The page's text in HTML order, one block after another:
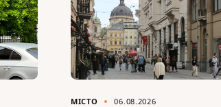
МІСТО 06.08.2026